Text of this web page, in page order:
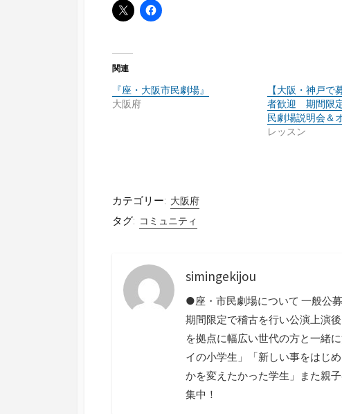
関連
『座・大阪市民劇場』
大阪府
【大阪・神戸で
者歓迎 期間限
民劇場説明会＆
レッスン
カテゴリー: 大阪府
タグ: コミュニティ
simingekijou
●座・市民劇場について 一般公
期間限定で稽古を行い公演上演
を拠点に幅広い世代の方と一緒
イの小学生」「新しい事をはじ
かを変えたかった学生」また親
集中！